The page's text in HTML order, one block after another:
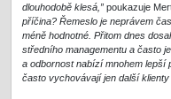
dlouhodobě klesá,” poukazuje
příčina? Řemeslo je neprávem
méně hodnotné. Přitom dnes
středního managementu a často
a odbornost nabízí mnohem lepší
často vychovávají jen další klienty